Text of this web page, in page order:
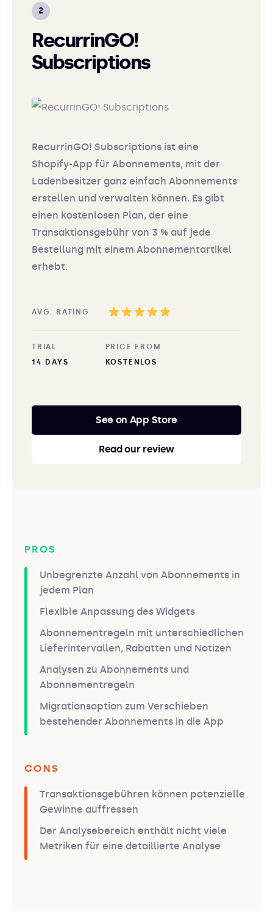
RecurrinGO!
Subscriptions
RecurrinGO! Subscriptions ist eine
Shopify-App für Abonnements, mit der
Ladenbesitzer ganz einfach Abonnements
erstellen und verwalten können. Es gibt
einen kostenlosen Plan, der eine
Transaktionsgebühr von 3 % auf jede
Bestellung mit einem Abonnementartikel
erhebt.
AVG. RATING
TRIAL
14 DAYS
PRICE FROM
KOSTENLOS
See on App Store
Read our review
PROS
Unbegrenzte Anzahl von Abonnements in
jedem Plan
Flexible Anpassung des Widgets
Abonnementregeln mit unterschiedlichen
Lieferintervallen, Rabatten und Notizen
Analysen zu Abonnements und
Abonnementregeln
Migrationsoption zum Verschieben
bestehender Abonnements in die App
CONS
Transaktionsgebühren können potenzielle
Gewinne auffressen
Der Analysebereich enthält nicht viele
Metriken für eine detaillierte Analyse